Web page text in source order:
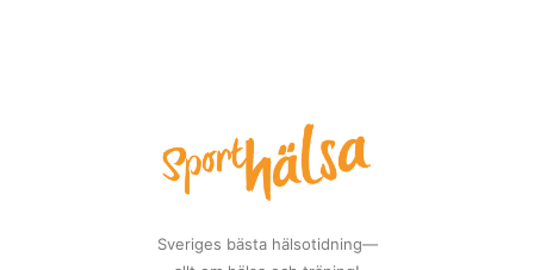
Sveriges bästa hälsotidning—